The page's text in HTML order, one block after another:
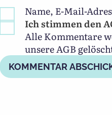
Name, E-Mail-
Ich stimmen den
Alle Kommentare
unsere AGB